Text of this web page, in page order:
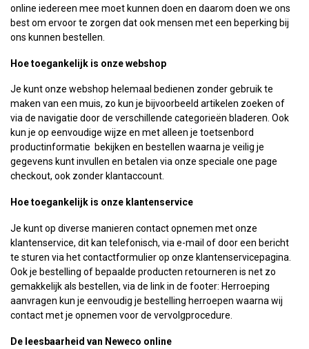
online iedereen mee moet kunnen doen en daarom doen we ons
best om ervoor te zorgen dat ook mensen met een beperking bij
ons kunnen bestellen.
Hoe toegankelijk is onze webshop
Je kunt onze webshop helemaal bedienen zonder gebruik te
maken van een muis, zo kun je bijvoorbeeld artikelen zoeken of
via de navigatie door de verschillende categorieën bladeren. Ook
kun je op eenvoudige wijze en met alleen je toetsenbord
productinformatie bekijken en bestellen waarna je veilig je
gegevens kunt invullen en betalen via onze speciale one page
checkout, ook zonder klantaccount.
Hoe toegankelijk is onze klantenservice
Je kunt op diverse manieren contact opnemen met onze
klantenservice, dit kan telefonisch, via e-mail of door een bericht
te sturen via het contactformulier op onze klantenservicepagina.
Ook je bestelling of bepaalde producten retourneren is net zo
gemakkelijk als bestellen, via de link in de footer: Herroeping
aanvragen kun je eenvoudig je bestelling herroepen waarna wij
contact met je opnemen voor de vervolgprocedure.
De leesbaarheid van Neweco online